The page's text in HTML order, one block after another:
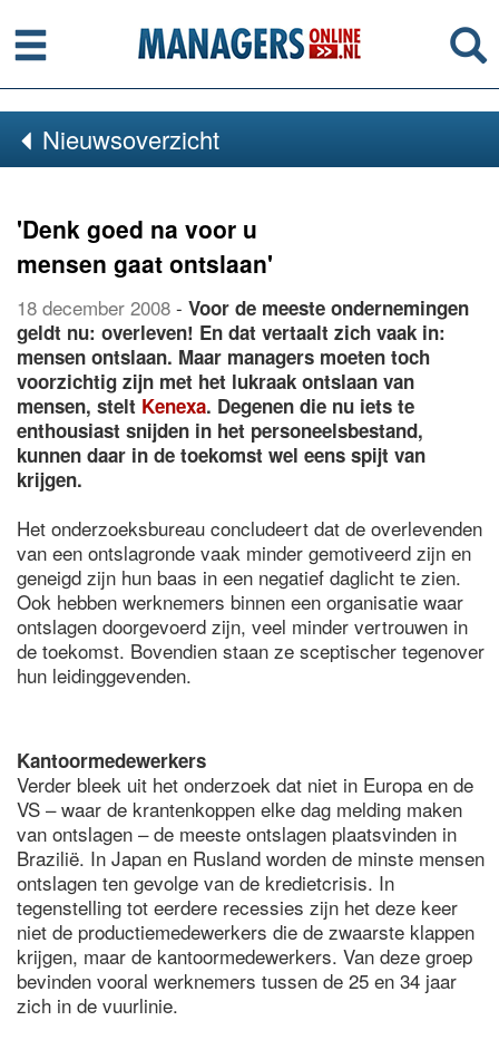
Menu
Nieuwsoverzicht
'Denk goed na voor u
mensen gaat ontslaan'
18 december 2008 - Voor de meeste ondernemingen
geldt nu: overleven! En dat vertaalt zich vaak in:
mensen ontslaan. Maar managers moeten toch
voorzichtig zijn met het lukraak ontslaan van
mensen, stelt Kenexa. Degenen die nu iets te
enthousiast snijden in het personeelsbestand,
kunnen daar in de toekomst wel eens spijt van
krijgen.
Het onderzoeksbureau concludeert dat de overlevenden
van een ontslagronde vaak minder gemotiveerd zijn en
geneigd zijn hun baas in een negatief daglicht te zien.
Ook hebben werknemers binnen een organisatie waar
ontslagen doorgevoerd zijn, veel minder vertrouwen in
de toekomst. Bovendien staan ze sceptischer tegenover
hun leidinggevenden.
Kantoormedewerkers
Verder bleek uit het onderzoek dat niet in Europa en de
VS – waar de krantenkoppen elke dag melding maken
van ontslagen – de meeste ontslagen plaatsvinden in
Brazilië. In Japan en Rusland worden de minste mensen
ontslagen ten gevolge van de kredietcrisis. In
tegenstelling tot eerdere recessies zijn het deze keer
niet de productiemedewerkers die de zwaarste klappen
krijgen, maar de kantoormedewerkers. Van deze groep
bevinden vooral werknemers tussen de 25 en 34 jaar
zich in de vuurlinie.